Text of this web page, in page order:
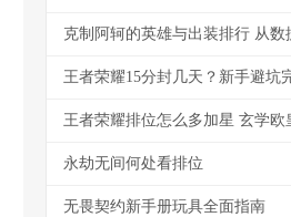
克制阿轲的英雄与出装排行 从数
王者荣耀15分封几天？新手避坑
永劫无间何处看排位
无畏契约新手册玩具全面指南